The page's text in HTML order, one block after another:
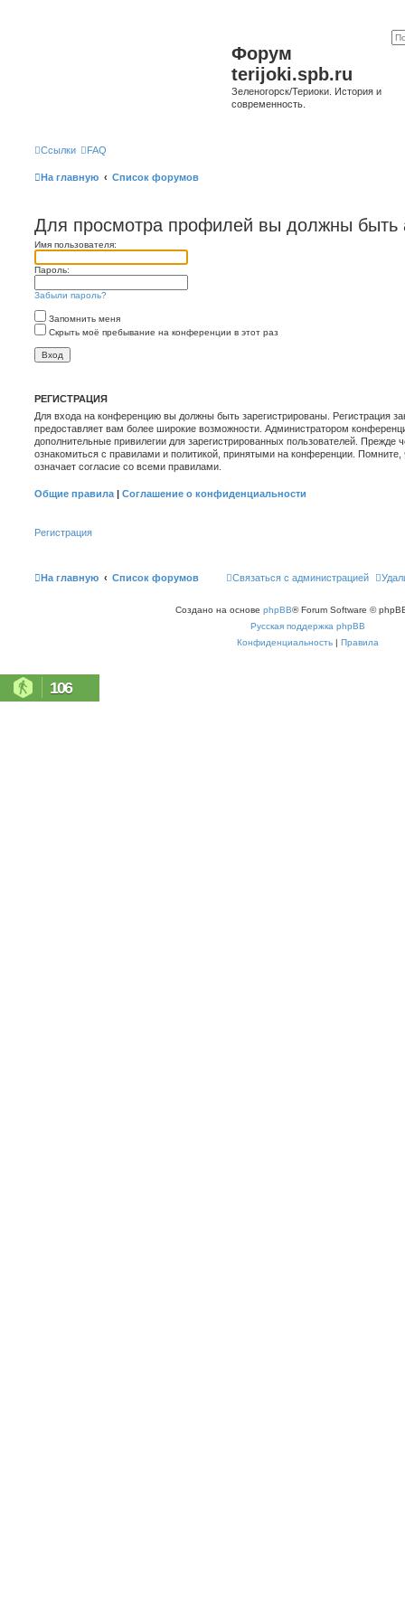
Форум
terijoki.spb.ru
Зеленогорск/Териоки. История и
современность.
Ссылки FAQ
На главную Список форумов
Для просмотра профилей вы должны быть
Имя пользователя:
Пароль:
Забыли пароль?
Запомнить меня
Скрыть моё пребывание на конференции в этот раз
РЕГИСТРАЦИЯ
Для входа на конференцию вы должны быть зарегистрированы. Регистрация
предоставляет вам более широкие возможности. Администратором
дополнительные привилегии для зарегистрированных пользователей. Прежде
ознакомиться с правилами и политикой, принятыми на конференции.
означает согласие со всеми правилами.
Общие правила | Соглашение о конфиденциальности
Регистрация
На главную Список форумов Связаться с администрацией
Создано на основе phpBB® Forum Software ©
Русская поддержка phpBB
Конфиденциальность | Правила
106